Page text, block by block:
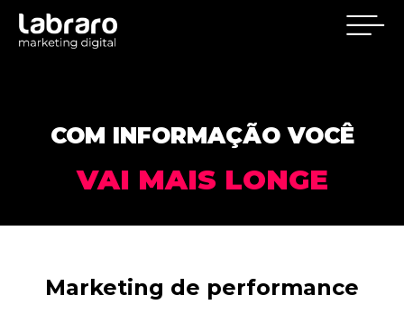
COM INFORMAÇÃO VOCÊ
VAI MAIS LONGE
Marketing de performance